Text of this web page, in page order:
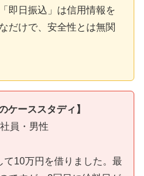
即日振込」は信用情報を
だけで、安全性とは無関
ケーススタディ】
員・男性
て10万円を借りました。最